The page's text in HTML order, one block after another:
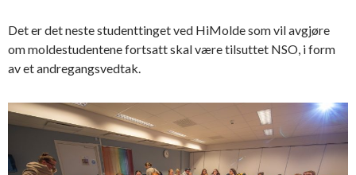
Det er det neste studenttinget ved HiMolde som vil avgjøre
om moldestudentene fortsatt skal være tilsuttet NSO, i form
av et andregangsvedtak.